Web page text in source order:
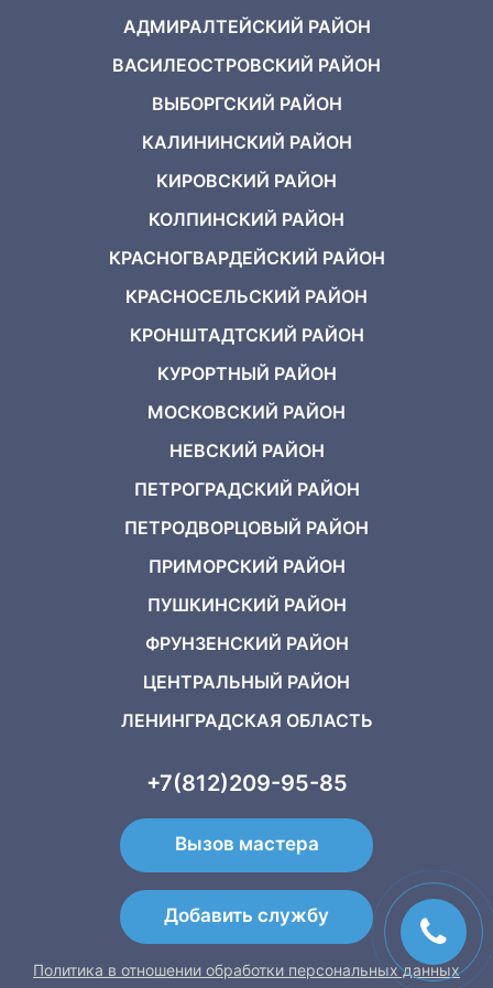
АДМИРАЛТЕЙСКИЙ РАЙОН
ВАСИЛЕОСТРОВСКИЙ РАЙОН
ВЫБОРГСКИЙ РАЙОН
КАЛИНИНСКИЙ РАЙОН
КИРОВСКИЙ РАЙОН
КОЛПИНСКИЙ РАЙОН
КРАСНОГВАРДЕЙСКИЙ РАЙОН
КРАСНОСЕЛЬСКИЙ РАЙОН
КРОНШТАДТСКИЙ РАЙОН
КУРОРТНЫЙ РАЙОН
МОСКОВСКИЙ РАЙОН
НЕВСКИЙ РАЙОН
ПЕТРОГРАДСКИЙ РАЙОН
ПЕТРОДВОРЦОВЫЙ РАЙОН
ПРИМОРСКИЙ РАЙОН
ПУШКИНСКИЙ РАЙОН
ФРУНЗЕНСКИЙ РАЙОН
ЦЕНТРАЛЬНЫЙ РАЙОН
ЛЕНИНГРАДСКАЯ ОБЛАСТЬ
+7(812)209-95-85
Вызов мастера
Добавить службу
Политика в отношении обработки персональных данных